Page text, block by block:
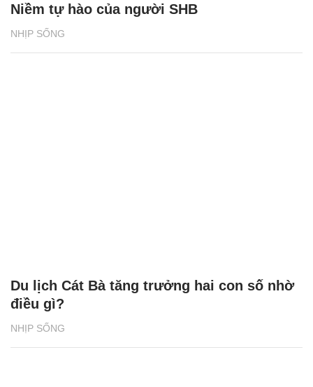
NHỊP SỐNG
Niềm tự hào của người SHB
NHỊP SỐNG
Du lịch Cát Bà tăng trưởng hai con số nhờ
điều gì?